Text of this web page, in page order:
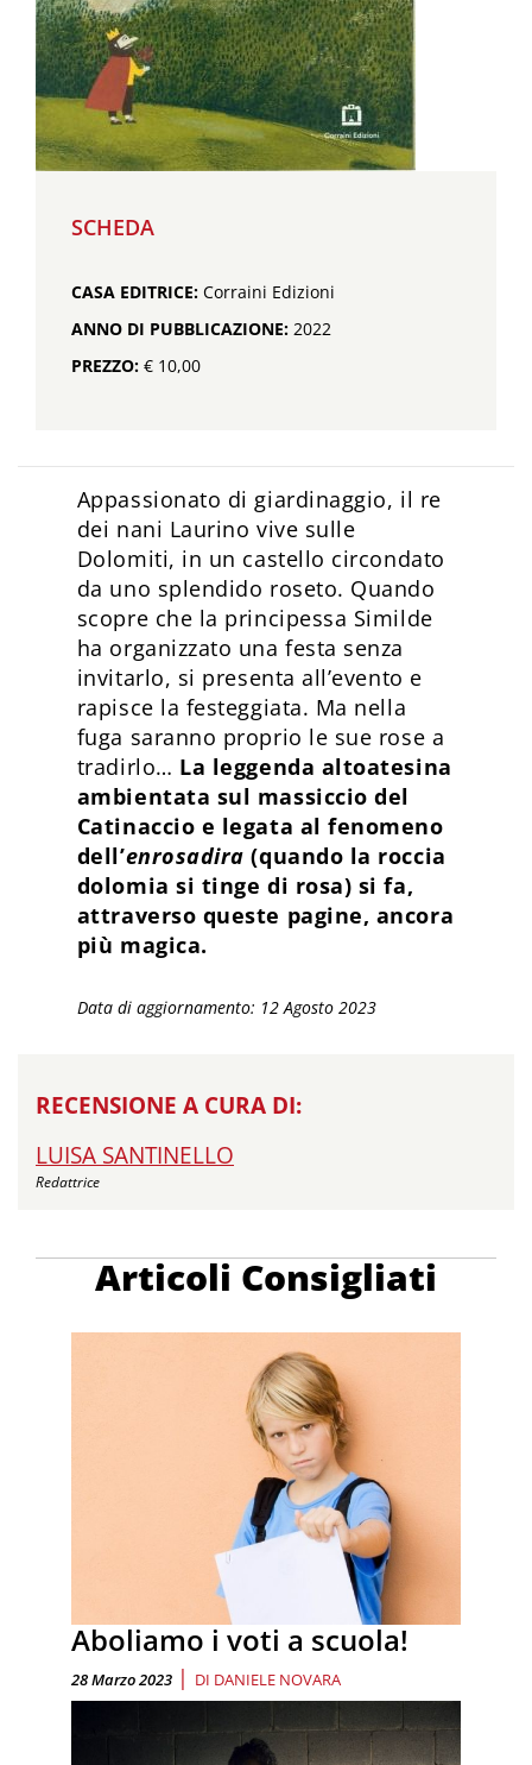
SCHEDA
CASA EDITRICE: Corraini Edizioni
ANNO DI PUBBLICAZIONE: 2022
PREZZO: € 10,00
Appassionato di giardinaggio, il re
dei nani Laurino vive sulle
Dolomiti, in un castello circondato
da uno splendido roseto. Quando
scopre che la principessa Similde
ha organizzato una festa senza
invitarlo, si presenta all’evento e
rapisce la festeggiata. Ma nella
fuga saranno proprio le sue rose a
tradirlo… La leggenda altoatesina
ambientata sul massiccio del
Catinaccio e legata al fenomeno
dell’enrosadira (quando la roccia
dolomia si tinge di rosa) si fa,
attraverso queste pagine, ancora
più magica.
Data di aggiornamento: 12 Agosto 2023
RECENSIONE A CURA DI:
LUISA SANTINELLO
Redattrice
Articoli Consigliati
Aboliamo i voti a scuola!
28 Marzo 2023 | DI DANIELE NOVARA